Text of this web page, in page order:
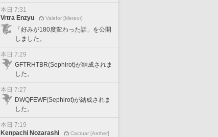
本日 7:31
Vrtra Enzyu
Valefor [Meteor]
「好みが180度変わった話」を公開
しました。
本日 7:29
GFTRHTBR(Sephirot)が結成されま
した。
本日 7:27
DWQFEWF(Sephirot)が結成されま
した。
本日 7:19
Kenpachi Nozarashi
Cactuar [Aether]